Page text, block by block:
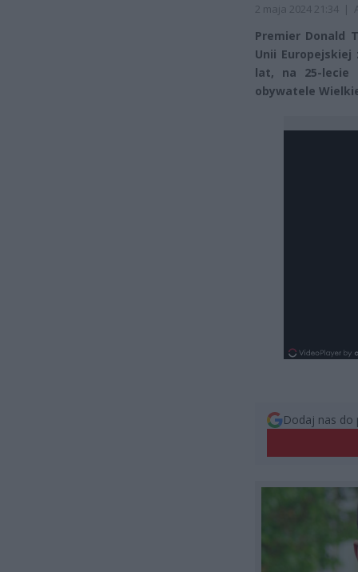
2 maja 2024 21:34 |
Premier Donald
Unii Europejskiej
lat, na 25-lecie
obywatele
Dodaj nas do